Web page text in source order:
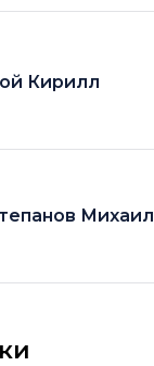
Кирилл
Михаил